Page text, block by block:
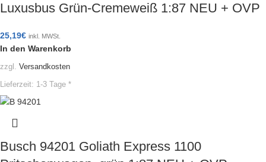
Luxusbus Grün-Cremeweiß 1:87 NEU + OVP
25,19€ inkl. MWSt.
In den Warenkorb
zzgl. Versandkosten
Lieferzeit: 1-3 Tage *
Busch 94201 Goliath Express 1100